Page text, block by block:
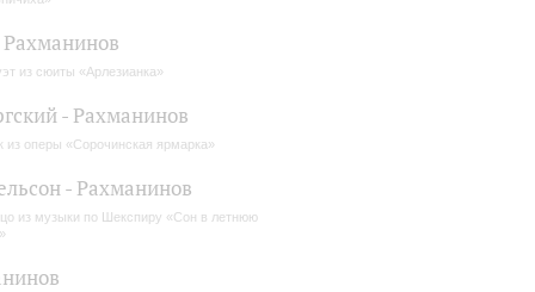
Рахманинов
из сюиты «Арлезианка»
- Рахманинов
из оперы «Сорочинская ярмарка»
- Рахманинов
из музыки по Шекспиру «Сон в летнюю